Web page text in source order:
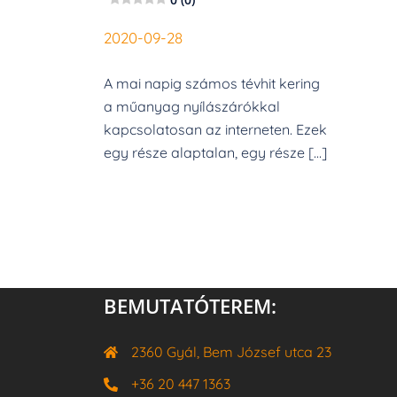
2020-09-28
A mai napig számos tévhit kering
a műanyag nyílászárókkal
kapcsolatosan az interneten. Ezek
egy része alaptalan, egy része […]
BEMUTATÓTEREM:
2360 Gyál, Bem József utca 23
+36 20 447 1363